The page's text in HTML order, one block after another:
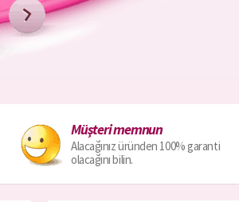
Müşteri memnun
Alacağınız üründen 100% garanti
olacağını bilin.